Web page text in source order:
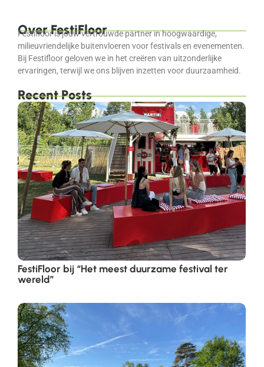
Over FestiFloor
Festifloor is jouw vertrouwde partner in hoogwaardige,
milieuvriendelijke buitenvloeren voor festivals en evenementen.
Bij Festifloor geloven we in het creëren van uitzonderlijke
ervaringen, terwijl we ons blijven inzetten voor duurzaamheid.
Recent Posts
FestiFloor bij “Het meest duurzame festival ter
wereld”